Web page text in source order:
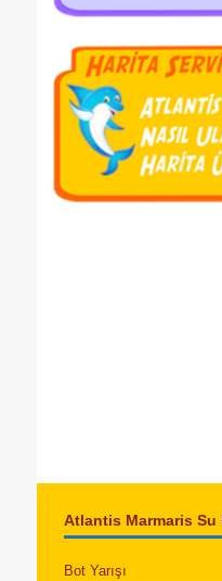
Atlantis Marmaris Su
Bot Yarışı